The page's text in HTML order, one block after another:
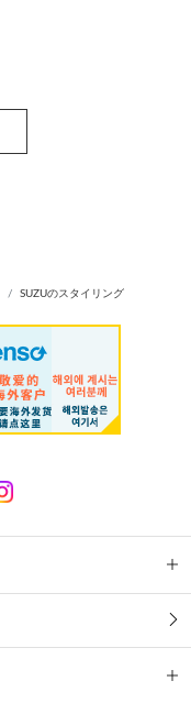
SUZUのスタイリング